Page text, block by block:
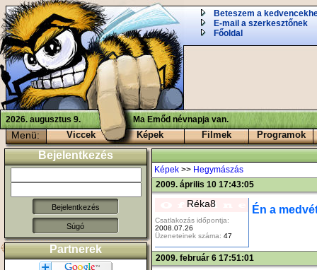
Beteszem a
E-mail a szerkesztőnek
Főoldal
2026. augusztus 9. Ma Emőd névnapja van.
Menü: Viccek Képek Filmek Programok
Bejelentkezés
Súgó
Partnerek
Képek >> Hegymászás
2009. április 10 17:43:05
Réka8
Csatlakozás időpontja:
2008.07.26
Üzeneteinek száma: 47
Én a
2009. február 6 17:51:01